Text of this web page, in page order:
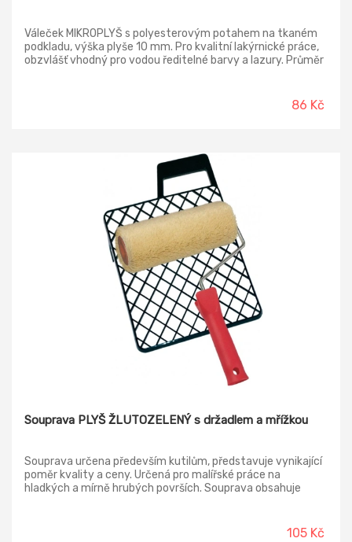
Váleček MIKROPLYŠ s polyesterovým potahem na tkaném
podkladu, výška plyše 10 mm. Pro kvalitní lakýrnické práce,
obzvlášť vhodný pro vodou ředitelné barvy a lazury. Průměr
86 Kč
Souprava PLYŠ ŽLUTOZELENÝ s držadlem a mřížkou
Souprava určena především kutilům, představuje vynikající
poměr kvality a ceny. Určená pro malířské práce na
hladkých a mírně hrubých površích. Souprava obsahuje
105 Kč